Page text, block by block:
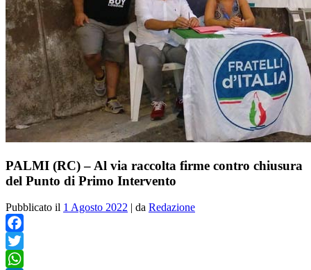
PALMI (RC) – Al via raccolta firme contro chiusura
del Punto di Primo Intervento
Pubblicato il 1 Agosto 2022 | da Redazione
Facebook
Twitter